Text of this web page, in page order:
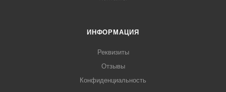
ИНФОРМАЦИЯ
Реквизиты
Отзывы
Конфиденциальность